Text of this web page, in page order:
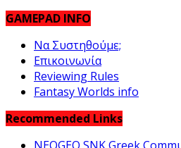
GAMEPAD INFO
Να Συστηθούμε;
Επικοινωνία
Reviewing Rules
Fantasy Worlds info
Recommended Links